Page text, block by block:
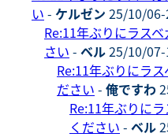
い - ケルゼン 25/10/06-
Re:11年ぶりにラス
さい - ベル25/10/07-
Re:11年ぶりにラ
ださい - 俺ですわ
Re:11年ぶりに
ください - ベル